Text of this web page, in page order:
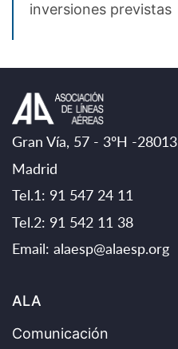
inversiones previstas
Gran Vía, 57 - 3ºH -28013
Madrid
Tel.1: 91 547 24 11
Tel.2: 91 542 11 38
Email: alaesp@alaesp.org
ALA
Comunicación